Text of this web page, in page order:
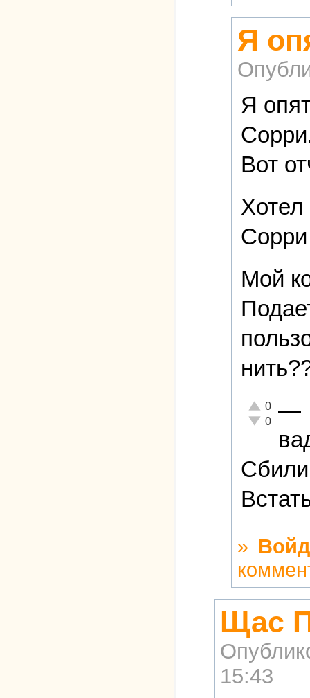
Я
Я
Вот
Хотел
Мой
Отлично!
0
Неадекватно!
0 —
»
Щас
15:43